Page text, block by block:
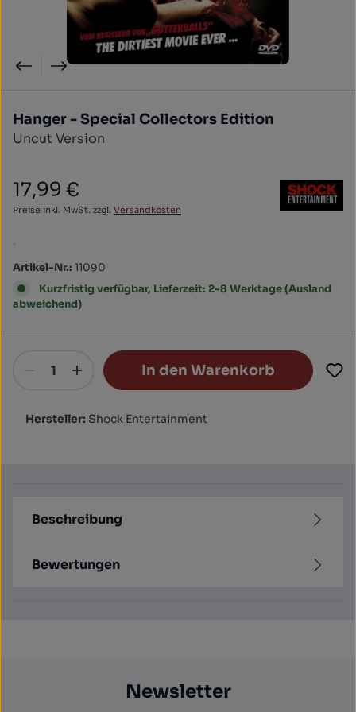
Hanger - Special Collectors Edition
Uncut Version
Regulärer Preis:
17,99 €
Preise inkl. MwSt. zzgl. Versandkosten
.
Artikel-Nr.: 11090
Kurzfristig verfügbar, Lieferzeit: 2-8 Werktage (Ausland
abweichend)
In den Warenkorb
Hersteller: Shock Entertainment
Beschreibung
Bewertungen
Newsletter